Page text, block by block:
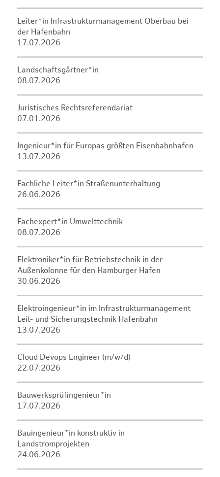
Leiter*in Infrastrukturmanagement Oberbau bei
der Hafenbahn
17.07.2026
Landschaftsgärtner*in
08.07.2026
Juristisches Rechtsreferendariat
07.01.2026
Ingenieur*in für Europas größten Eisenbahnhafen
13.07.2026
Fachliche Leiter*in Straßenunterhaltung
26.06.2026
Fachexpert*in Umwelttechnik
08.07.2026
Elektroniker*in für Betriebstechnik in der
Außenkolonne für den Hamburger Hafen
30.06.2026
Elektroingenieur*in im Infrastrukturmanagement
Leit- und Sicherungstechnik Hafenbahn
13.07.2026
Cloud Devops Engineer (m/w/d)
22.07.2026
Bauwerksprüfingenieur*in
17.07.2026
Bauingenieur*in konstruktiv in
Landstromprojekten
24.06.2026